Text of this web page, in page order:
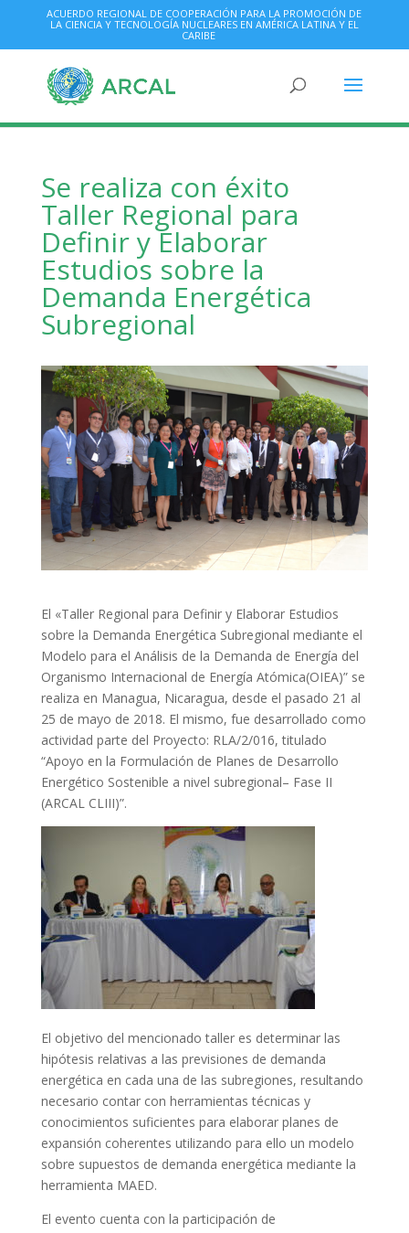
ACUERDO REGIONAL DE COOPERACIÓN PARA LA PROMOCIÓN DE
LA CIENCIA Y TECNOLOGÍA NUCLEARES EN AMÉRICA LATINA Y EL
CARIBE
Se realiza con éxito
Taller Regional para
Definir y Elaborar
Estudios sobre la
Demanda Energética
Subregional
El «Taller Regional para Definir y Elaborar Estudios
sobre la Demanda Energética Subregional mediante el
Modelo para el Análisis de la Demanda de Energía del
Organismo Internacional de Energía Atómica(OIEA)” se
realiza en Managua, Nicaragua, desde el pasado 21 al
25 de mayo de 2018. El mismo, fue desarrollado como
actividad parte del Proyecto: RLA/2/016, titulado
“Apoyo en la Formulación de Planes de Desarrollo
Energético Sostenible a nivel subregional– Fase II
(ARCAL CLIII)”.
El objetivo del mencionado taller es determinar las
hipótesis relativas a las previsiones de demanda
energética en cada una de las subregiones, resultando
necesario contar con herramientas técnicas y
conocimientos suficientes para elaborar planes de
expansión coherentes utilizando para ello un modelo
sobre supuestos de demanda energética mediante la
herramienta MAED.
El evento cuenta con la participación de